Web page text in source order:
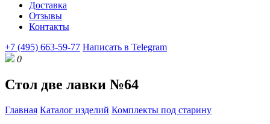
Доставка
Отзывы
Контакты
+7 (495) 663-59-77 Написать в Telegram
0
Стол две лавки №64
Главная Каталог изделий Комплекты под старину